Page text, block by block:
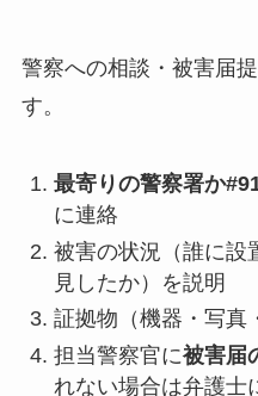
警察への相談・被害届
す。
最寄りの警察署か
に連絡
被害の状況（誰に設
見したか）を説明
証拠物（機器・写真
担当警察官に被害届
れない場合は弁護士